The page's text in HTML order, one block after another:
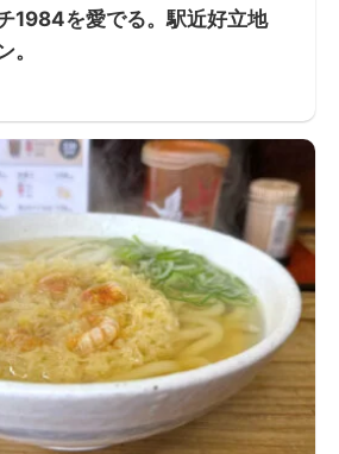
1984を愛でる。駅近好立地
。